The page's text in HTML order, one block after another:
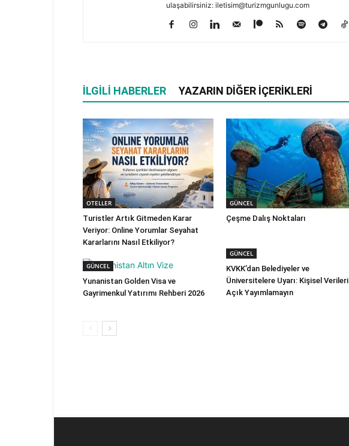
ulaşabilirsiniz: iletisim@turizmgunlugu.com
İLGILI HABERLER YAZARIN DIĞER İÇERIKLERI
OTELLER
Turistler Artık Gitmeden Karar
Veriyor: Online Yorumlar Seyahat
Kararlarını Nasıl Etkiliyor?
GÜNCEL
Çeşme Dalış Noktaları
GÜNCEL
Yunanistan Golden Visa ve
Gayrimenkul Yatırımı Rehberi 2026
GÜNCEL
KVKK’dan Belediyeler ve
Üniversitelere Uyarı: Kişisel Verileri
Açık Yayımlamayın